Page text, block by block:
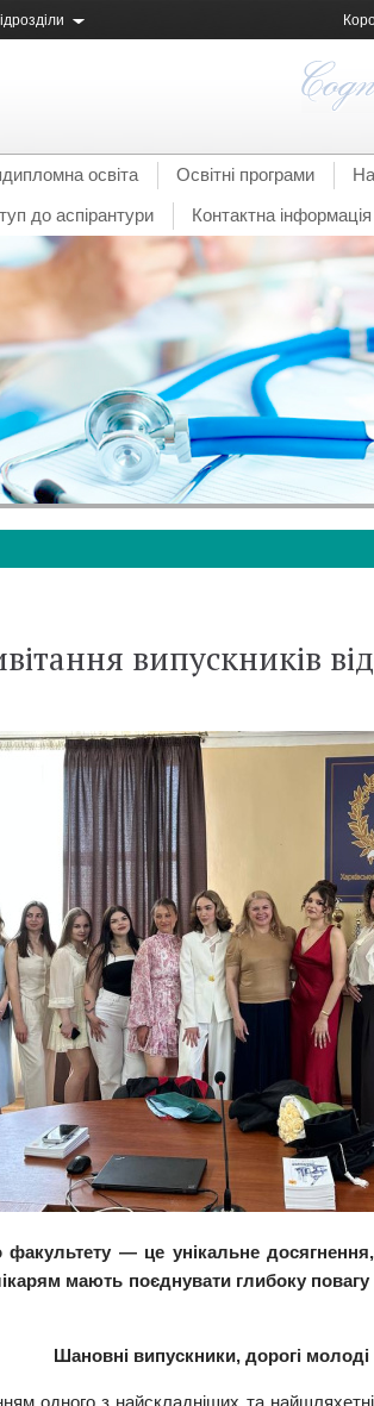
освіта Освітні програми
до аспірантури Контактна інформація
випускників
факультету — це унікальне
мають поєднувати глибоку
Шановні випускники, дорогі молоді